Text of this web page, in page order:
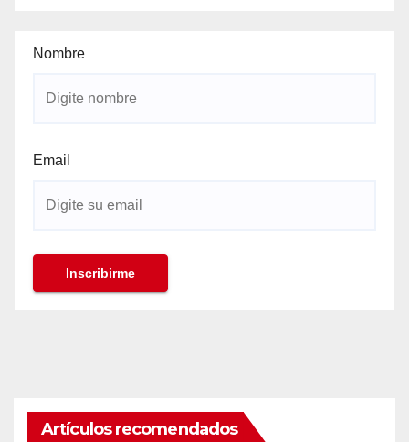
Nombre
Email
Artículos recomendados